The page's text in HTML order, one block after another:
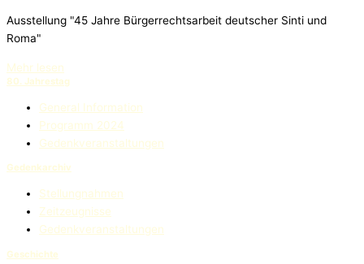
Ausstellung "45 Jahre Bürgerrechtsarbeit deutscher Sinti und
Roma"
Mehr lesen
80. Jahrestag
General Information
Programm 2024
Gedenkveranstaltungen
Gedenkarchiv
Stellungnahmen
Zeitzeugnisse
Gedenkveranstaltungen
Geschichte